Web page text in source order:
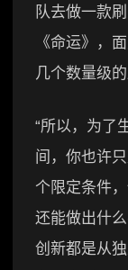
队去做一款
《命运》，
几个数量级
“所以，为了
间，你也许
个限定条件
还能做出什
创新都是从